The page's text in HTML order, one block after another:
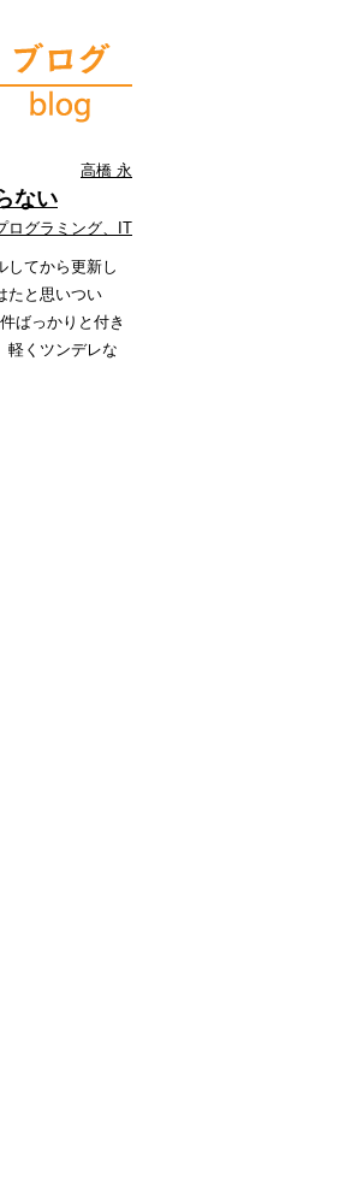
高橋 永
ない
ログラミング、IT
してから更新し
たと思いつい
ばっかりと付き
軽くツンデレな